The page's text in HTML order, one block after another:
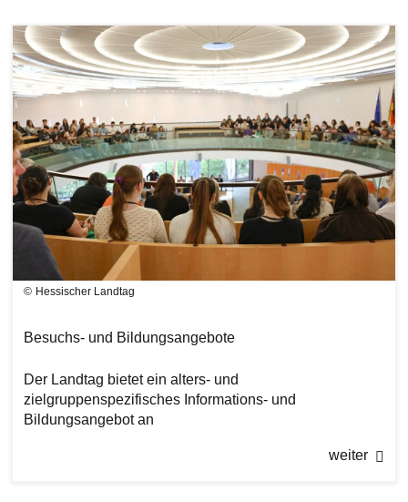
Bilddatei
Hessischer Landtag
Besuchs- und Bildungsangebote
Der Landtag bietet ein alters- und
zielgruppenspezifisches Informations- und
Bildungsangebot an
weiter